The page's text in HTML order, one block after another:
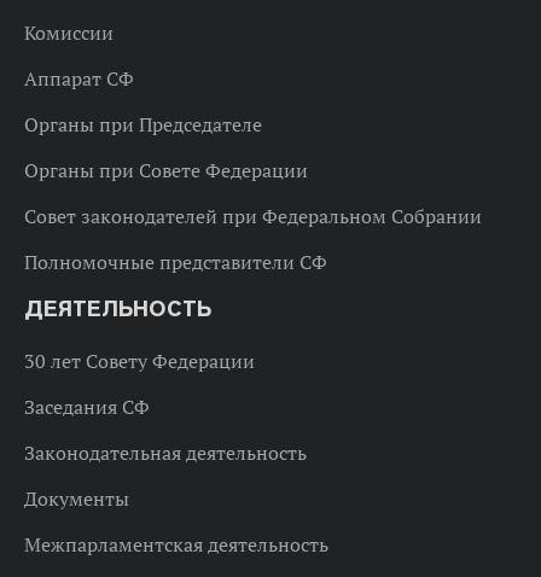
Комиссии
Аппарат СФ
Органы при Председателе
Органы при Совете Федерации
Совет законодателей при Федеральном Собрании
Полномочные представители СФ
ДЕЯТЕЛЬНОСТЬ
30 лет Совету Федерации
Заседания СФ
Законодательная деятельность
Документы
Межпарламентская деятельность